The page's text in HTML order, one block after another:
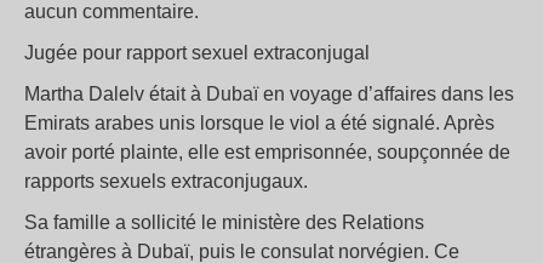
aucun commentaire.
Jugée pour rapport sexuel extraconjugal
Martha Dalelv était à Dubaï en voyage d’affaires dans les
Emirats arabes unis lorsque le viol a été signalé. Après
avoir porté plainte, elle est emprisonnée, soupçonnée de
rapports sexuels extraconjugaux.
Sa famille a sollicité le ministère des Relations
étrangères à Dubaï, puis le consulat norvégien. Ce